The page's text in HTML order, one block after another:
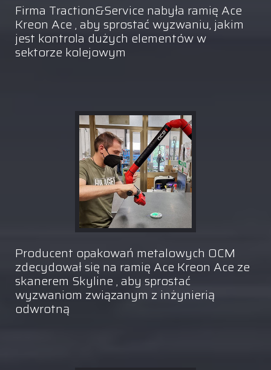
Firma Traction&Service nabyła ramię Ace
Kreon Ace , aby sprostać wyzwaniu, jakim
jest kontrola dużych elementów w
sektorze kolejowym
Producent opakowań metalowych OCM
zdecydował się na ramię Ace Kreon Ace ze
skanerem Skyline , aby sprostać
wyzwaniom związanym z inżynierią
odwrotną